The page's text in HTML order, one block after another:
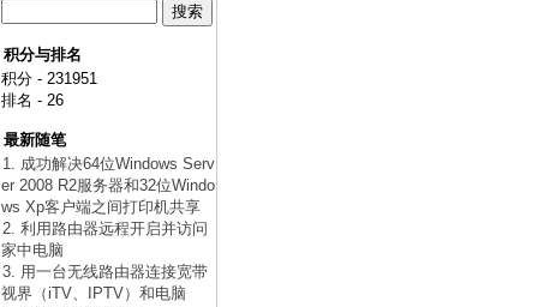
积分与排名
积分 - 231951
排名 - 26
最新随笔
1. 成功解决64位Windows Serv
er 2008 R2服务器和32位Windo
ws Xp客户端之间打印机共享
2. 利用路由器远程开启并访问
家中电脑
3. 用一台无线路由器连接宽带
视界（iTV、IPTV）和电脑